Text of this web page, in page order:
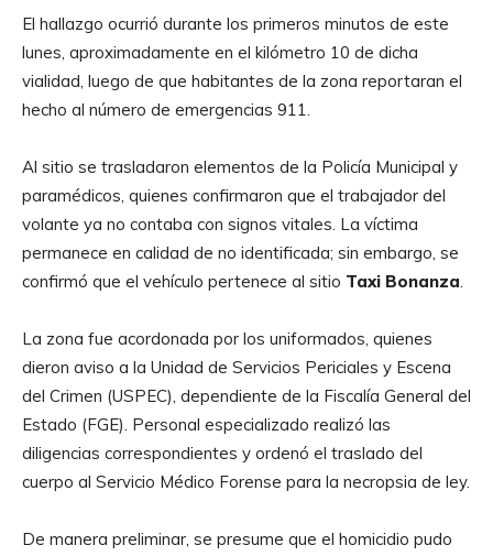
El hallazgo ocurrió durante los primeros minutos de este
lunes, aproximadamente en el kilómetro 10 de dicha
vialidad, luego de que habitantes de la zona reportaran el
hecho al número de emergencias 911.
Al sitio se trasladaron elementos de la Policía Municipal y
paramédicos, quienes confirmaron que el trabajador del
volante ya no contaba con signos vitales. La víctima
permanece en calidad de no identificada; sin embargo, se
confirmó que el vehículo pertenece al sitio Taxi Bonanza.
La zona fue acordonada por los uniformados, quienes
dieron aviso a la Unidad de Servicios Periciales y Escena
del Crimen (USPEC), dependiente de la Fiscalía General del
Estado (FGE). Personal especializado realizó las
diligencias correspondientes y ordenó el traslado del
cuerpo al Servicio Médico Forense para la necropsia de ley.
De manera preliminar, se presume que el homicidio pudo